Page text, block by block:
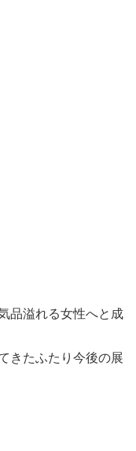
品溢れる女性へと成
きたふたり今後の展